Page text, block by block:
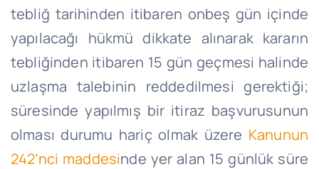
tebliğ tarihinden itibaren onbeş gün içinde
yapılacağı hükmü dikkate alınarak kararın
tebliğinden itibaren 15 gün geçmesi halinde
uzlaşma talebinin reddedilmesi gerektiği;
süresinde yapılmış bir itiraz başvurusunun
olması durumu hariç olmak üzere Kanunun
242’nci maddesinde yer alan 15 günlük süre